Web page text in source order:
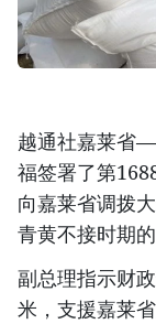
越通社嘉莱省
福签署了第
向嘉莱省调拨
青黄不接时期的
副总理指示财
米，支援嘉莱